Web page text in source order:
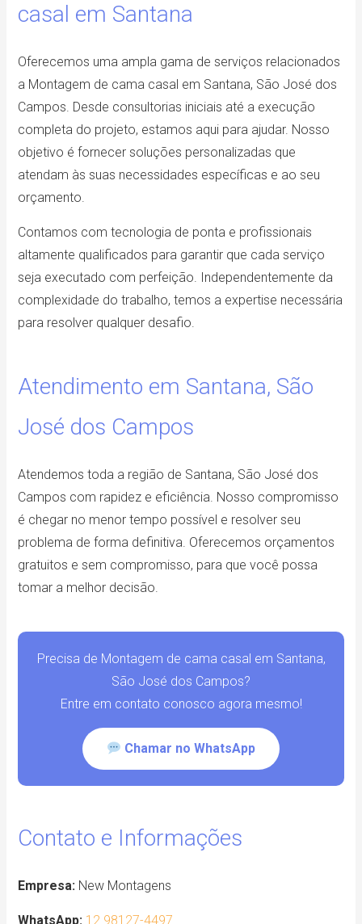
casal em Santana
Oferecemos uma ampla gama de serviços relacionados
a Montagem de cama casal em Santana, São José dos
Campos. Desde consultorias iniciais até a execução
completa do projeto, estamos aqui para ajudar. Nosso
objetivo é fornecer soluções personalizadas que
atendam às suas necessidades específicas e ao seu
orçamento.
Contamos com tecnologia de ponta e profissionais
altamente qualificados para garantir que cada serviço
seja executado com perfeição. Independentemente da
complexidade do trabalho, temos a expertise necessária
para resolver qualquer desafio.
Atendimento em Santana, São
José dos Campos
Atendemos toda a região de Santana, São José dos
Campos com rapidez e eficiência. Nosso compromisso
é chegar no menor tempo possível e resolver seu
problema de forma definitiva. Oferecemos orçamentos
gratuitos e sem compromisso, para que você possa
tomar a melhor decisão.
Precisa de Montagem de cama casal em Santana,
São José dos Campos?
Entre em contato conosco agora mesmo!
Chamar no WhatsApp
Contato e Informações
Empresa: New Montagens
WhatsApp: 12 98127-4497